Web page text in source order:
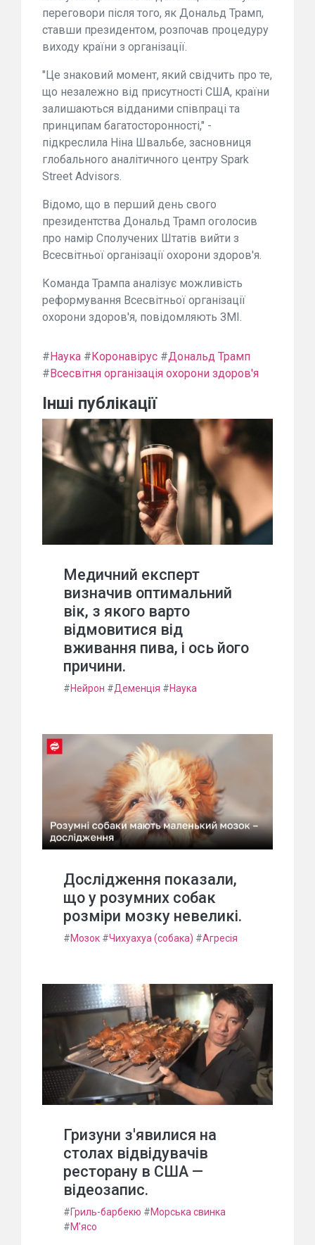
переговори після того, як Дональд Трамп,
ставши президентом, розпочав процедуру
виходу країни з організації.
"Це знаковий момент, який свідчить про те,
що незалежно від присутності США, країни
залишаються відданими співпраці та
принципам багатосторонності," -
підкреслила Ніна Швальбе, засновниця
глобального аналітичного центру Spark
Street Advisors.
Відомо, що в перший день свого
президентства Дональд Трамп оголосив
про намір Сполучених Штатів вийти з
Всесвітньої організації охорони здоров'я.
Команда Трампа аналізує можливість
реформування Всесвітньої організації
охорони здоров'я, повідомляють ЗМІ.
#Наука #Коронавірус #Дональд Трамп
#Всесвітня організація охорони здоров'я
Інші публікації
Медичний експерт
визначив оптимальний
вік, з якого варто
відмовитися від
вживання пива, і ось його
причини.
#Нейрон #Деменція #Наука
Дослідження показали,
що у розумних собак
розміри мозку невеликі.
#Мозок #Чихуахуа (собака) #Агресія
Гризуни з'явилися на
столах відвідувачів
ресторану в США —
відеозапис.
#Гриль-барбекю #Морська свинка
#М'ясо